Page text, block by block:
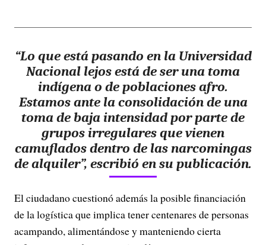
“Lo que está pasando en la Universidad
Nacional lejos está de ser una toma
indígena o de poblaciones afro.
Estamos ante la consolidación de una
toma de baja intensidad por parte de
grupos irregulares que vienen
camuflados dentro de las narcomingas
de alquiler”, escribió en su publicación.
El ciudadano cuestionó además la posible financiación
de la logística que implica tener centenares de personas
acampando, alimentándose y manteniendo cierta